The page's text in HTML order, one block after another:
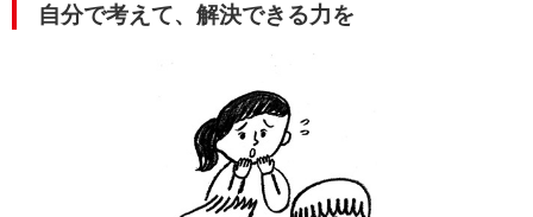
自分で考えて、解決できる力を